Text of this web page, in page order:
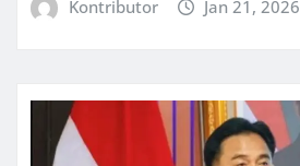
Kontributor Jan 21, 2026